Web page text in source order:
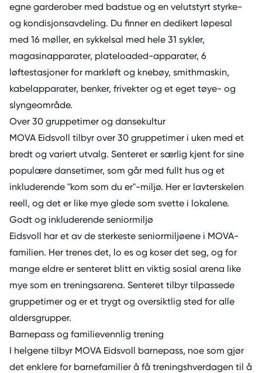
egne garderober med badstue og en velutstyrt styrke-
og kondisjonsavdeling. Du finner en dedikert løpesal
med 16 møller, en sykkelsal med hele 31 sykler,
magasinapparater, plateloaded-apparater, 6
løftestasjoner for markløft og knebøy, smithmaskin,
kabelapparater, benker, frivekter og et eget tøye- og
slyngeområde.
Over 30 gruppetimer og dansekultur
MOVA Eidsvoll tilbyr over 30 gruppetimer i uken med et
bredt og variert utvalg. Senteret er særlig kjent for sine
populære dansetimer, som går med fullt hus og et
inkluderende "kom som du er"-miljø. Her er lavterskelen
reell, og det er like mye glede som svette i lokalene.
Godt og inkluderende seniormiljø
Eidsvoll har et av de sterkeste seniormiljøene i MOVA-
familien. Her trenes det, lo es og koser det seg, og for
mange eldre er senteret blitt en viktig sosial arena like
mye som en treningsarena. Senteret tilbyr tilpassede
gruppetimer og er et trygt og oversiktlig sted for alle
aldersgrupper.
Barnepass og familievennlig trening
I helgene tilbyr MOVA Eidsvoll barnepass, noe som gjør
det enklere for barnefamilier å få treningshverdagen til å